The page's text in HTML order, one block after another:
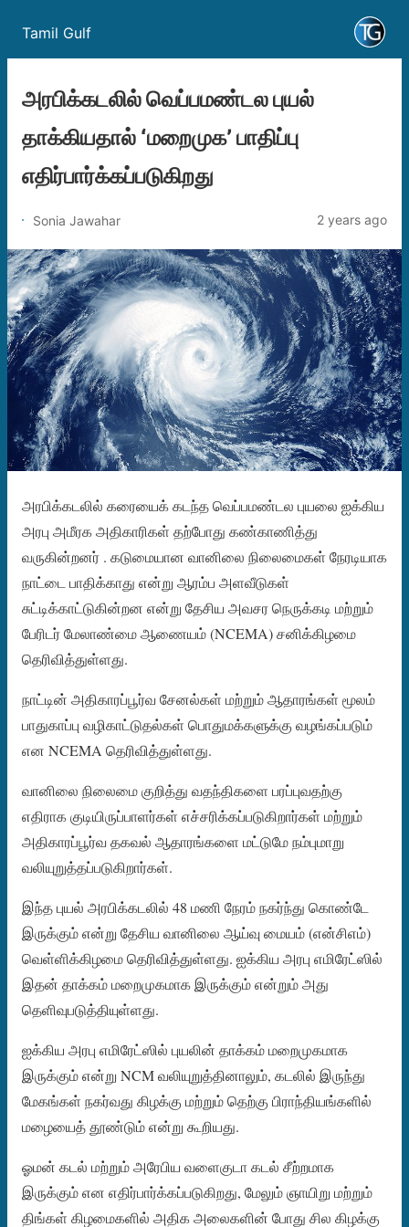
Tamil Gulf
அரபிக்கடலில் வெப்பமண்டல புயல்
தாக்கியதால் ‘மறைமுக’ பாதிப்பு
எதிர்பார்க்கப்படுகிறது
Sonia Jawahar 2 years ago
அரபிக்கடலில் கரையைக் கடந்த வெப்பமண்டல புயலை ஐக்கிய
அரபு அமீரக அதிகாரிகள் தற்போது கண்காணித்து
வருகின்றனர் . கடுமையான வானிலை நிலைமைகள் நேரடியாக
நாட்டை பாதிக்காது என்று ஆரம்ப அளவீடுகள்
சுட்டிக்காட்டுகின்றன என்று தேசிய அவசர நெருக்கடி மற்றும்
பேரிடர் மேலாண்மை ஆணையம் (NCEMA) சனிக்கிழமை
தெரிவித்துள்ளது.
நாட்டின் அதிகாரப்பூர்வ சேனல்கள் மற்றும் ஆதாரங்கள் மூலம்
பாதுகாப்பு வழிகாட்டுதல்கள் பொதுமக்களுக்கு வழங்கப்படும்
என NCEMA தெரிவித்துள்ளது.
வானிலை நிலைமை குறித்து வதந்திகளை பரப்புவதற்கு
எதிராக குடியிருப்பாளர்கள் எச்சரிக்கப்படுகிறார்கள் மற்றும்
அதிகாரப்பூர்வ தகவல் ஆதாரங்களை மட்டுமே நம்புமாறு
வலியுறுத்தப்படுகிறார்கள்.
இந்த புயல் அரபிக்கடலில் 48 மணி நேரம் நகர்ந்து கொண்டே
இருக்கும் என்று தேசிய வானிலை ஆய்வு மையம் (என்சிஎம்)
வெள்ளிக்கிழமை தெரிவித்துள்ளது. ஐக்கிய அரபு எமிரேட்ஸில்
இதன் தாக்கம் மறைமுகமாக இருக்கும் என்றும் அது
தெளிவுபடுத்தியுள்ளது.
ஐக்கிய அரபு எமிரேட்ஸில் புயலின் தாக்கம் மறைமுகமாக
இருக்கும் என்று NCM வலியுறுத்தினாலும், கடலில் இருந்து
மேகங்கள் நகர்வது கிழக்கு மற்றும் தெற்கு பிராந்தியங்களில்
மழையைத் தூண்டும் என்று கூறியது.
ஓமன் கடல் மற்றும் அரேபிய வளைகுடா கடல் சீற்றமாக
இருக்கும் என எதிர்பார்க்கப்படுகிறது, மேலும் ஞாயிறு மற்றும்
திங்கள் கிழமைகளில் அதிக அலைகளின் போது சில கிழக்கு